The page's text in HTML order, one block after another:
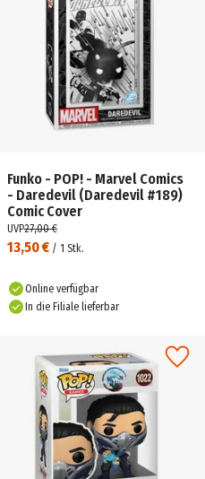
Funko - POP! - Marvel Comics
- Daredevil (Daredevil #189)
Comic Cover
13,50 € / 1 Stk.
UVP27,00 €
Online verfügbar
In die Filiale lieferbar